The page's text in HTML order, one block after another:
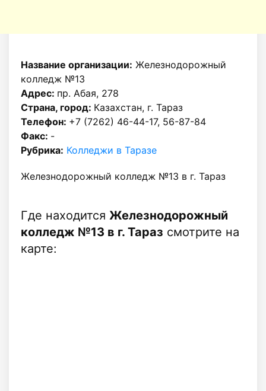
Название организации: Железнодорожный
колледж №13
Адрес: пр. Абая, 278
Страна, город: Казахстан, г. Тараз
Телефон: +7 (7262) 46-44-17, 56-87-84
Факс: -
Рубрика: Колледжи в Таразе
Железнодорожный колледж №13 в г. Тараз
Где находится Железнодорожный
колледж №13 в г. Тараз смотрите на
карте: